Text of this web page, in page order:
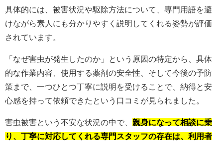
具体的には、被害状況や駆除方法について、専門用語を避
けながら素人にも分かりやすく説明してくれる姿勢が評価
されています。
「なぜ害虫が発生したのか」という原因の特定から、具体
的な作業内容、使用する薬剤の安全性、そして今後の予防
策まで、一つひとつ丁寧に説明を受けることで、納得と安
心感を持って依頼できたという口コミが見られました。
害虫被害という不安な状況の中で、 親身になって相談に乗
り、丁寧に対応してくれる専門スタッフの存在は、利用者